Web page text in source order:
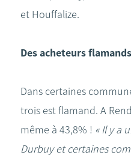
et Houffalize.
Des acheteurs
Dans certaines
trois est flamand. A
même à 43,8% ! « Il y a
Durbuy et certaines